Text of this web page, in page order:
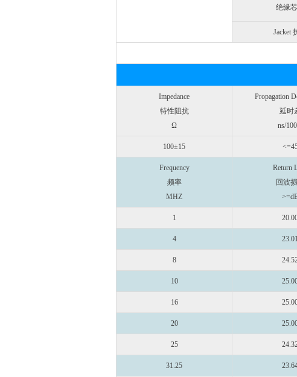
绝缘
Jacket
Impedance
特性阻抗
Ω
Propagation
延时
ns/
100±15
Frequency
频率
MHZ
Return
回波
1
4 23.01
8
10
16
20
25
31.25